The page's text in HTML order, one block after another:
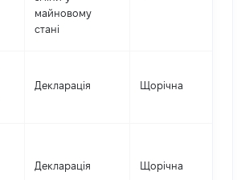
майновому
стані
Декларація Щорічна
Декларація Щорічна